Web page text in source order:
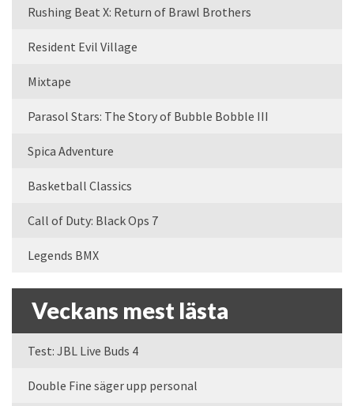
Rushing Beat X: Return of Brawl Brothers
Resident Evil Village
Mixtape
Parasol Stars: The Story of Bubble Bobble III
Spica Adventure
Basketball Classics
Call of Duty: Black Ops 7
Legends BMX
Veckans mest lästa
Test: JBL Live Buds 4
Double Fine säger upp personal